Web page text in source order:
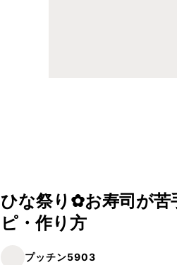
ひな祭り✿お寿司が苦
ピ・作り方
プッチン5903